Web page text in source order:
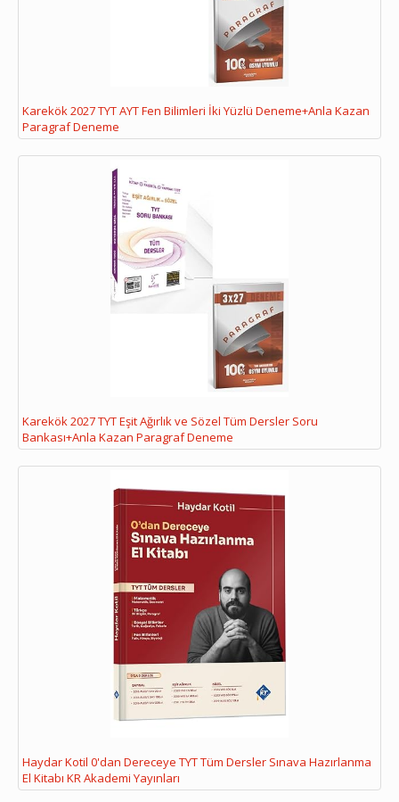
Karekök 2027 TYT AYT Fen Bilimleri İki Yüzlü Deneme+Anla Kazan
Paragraf Deneme
Karekök 2027 TYT Eşit Ağırlık ve Sözel Tüm Dersler Soru
Bankası+Anla Kazan Paragraf Deneme
Haydar Kotil 0'dan Dereceye TYT Tüm Dersler Sınava Hazırlanma
El Kitabı KR Akademi Yayınları